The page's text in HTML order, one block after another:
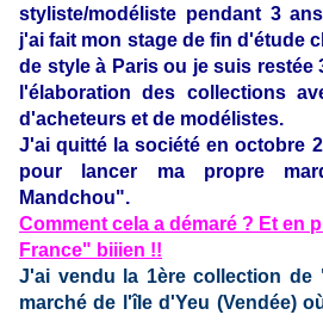
styliste/modéliste pendant 3
j'ai fait mon stage de fin d'étude
de style à Paris ou je suis restée
l'élaboration des collections
d'acheteurs et de modélistes.
J'ai quitté la société en octobre
pour lancer ma propre
Mandchou".
Comment cela a démaré ? Et en
France" biiien !!
J'ai vendu la 1ère collection de
marché de l'île d'Yeu (Vendée)